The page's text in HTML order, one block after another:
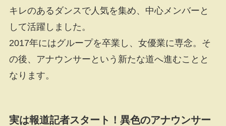
キレのあるダンスで人気を集め、中心メンバーと
して活躍しました。
2017年にはグループを卒業し、女優業に専念。そ
の後、アナウンサーという新たな道へ進むことと
なります。
実は報道記者スタート！異色のアナウンサー